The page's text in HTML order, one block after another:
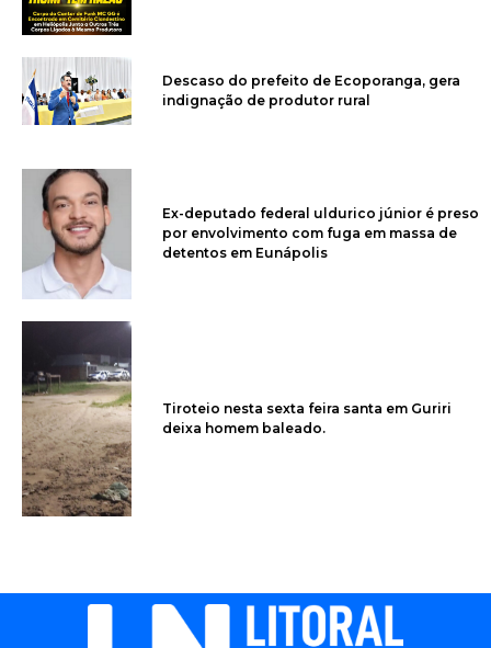
Descaso do prefeito de Ecoporanga, gera
indignação de produtor rural
Ex-deputado federal uldurico júnior é preso
por envolvimento com fuga em massa de
detentos em Eunápolis
Tiroteio nesta sexta feira santa em Guriri
deixa homem baleado.